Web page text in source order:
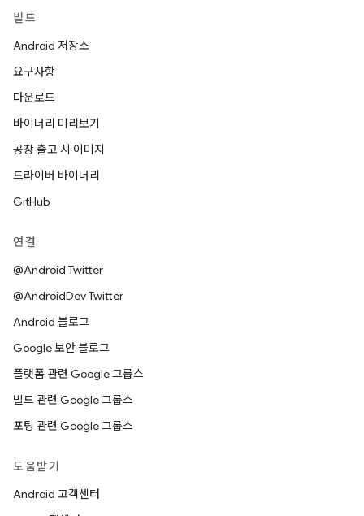
빌드
Android 저장소
요구사항
다운로드
바이너리 미리보기
공장 출고 시 이미지
드라이버 바이너리
GitHub
연결
@Android Twitter
@AndroidDev Twitter
Android 블로그
Google 보안 블로그
플랫폼 관련 Google 그룹스
빌드 관련 Google 그룹스
포팅 관련 Google 그룹스
도움받기
Android 고객센터